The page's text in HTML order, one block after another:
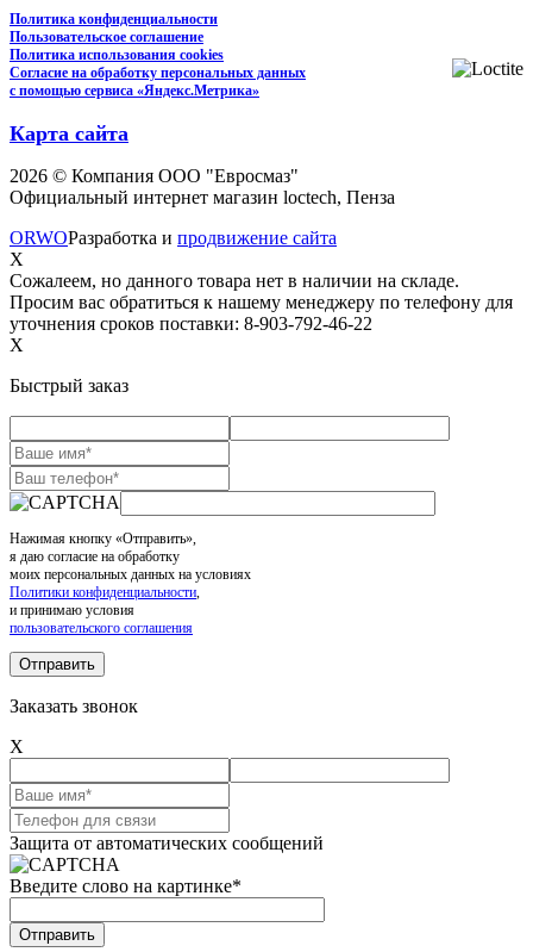
Политика конфиденциальности
Пользовательское соглашение
Политика использования cookies
Согласие на обработку персональных данных
с помощью сервиса «Яндекс.Метрика»
Карта сайта
2026 © Компания ООО "Евросмаз"
Официальный интернет магазин loctech, Пенза
ORWOРазработка и продвижение сайта
X
Сожалеем, но данного товара нет в наличии на складе.
Просим вас обратиться к нашему менеджеру по телефону для
уточнения сроков поставки: 8-903-792-46-22
X
Быстрый заказ
Нажимая кнопку «Отправить»,
я даю согласие на обработку
моих персональных данных на условиях
Политики конфиденциальности,
и принимаю условия
пользовательского соглашения
Заказать звонок
X
Защита от автоматических сообщений
Введите слово на картинке*